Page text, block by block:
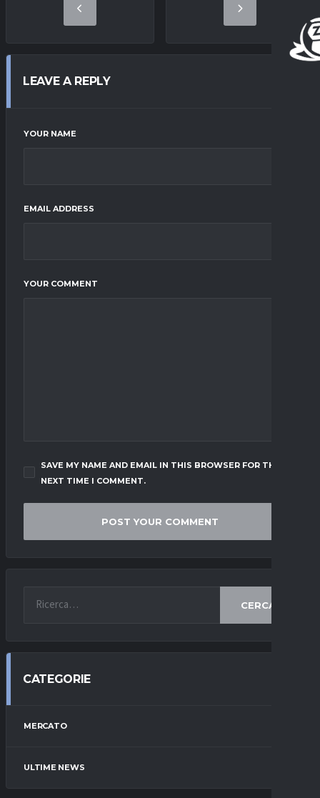
LEAVE A REPLY
YOUR NAME
EMAIL ADDRESS
YOUR COMMENT
SAVE MY NAME AND EMAIL IN THIS BROWSER FOR THE
NEXT TIME I COMMENT.
CERCA
CATEGORIE
MERCATO
ULTIME NEWS